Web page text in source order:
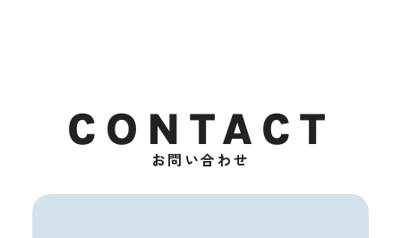
CONTACT
お問い合わせ